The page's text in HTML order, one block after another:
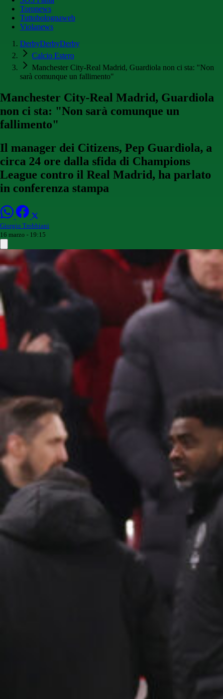
Toronews
Tuttobolognaweb
Violanews
DerbyDerbyDerby
Calcio Estero
Manchester City-Real Madrid, Guardiola non ci sta: "Non
sarà comunque un fallimento"
Manchester City-Real Madrid, Guardiola
non ci sta: "Non sarà comunque un
fallimento"
Il manager dei Citizens, Pep Guardiola, a
circa 24 ore dalla sfida di Champions
League contro il Real Madrid, ha parlato
in conferenza stampa
Giorgio Trobbiani
16 marzo - 19:15